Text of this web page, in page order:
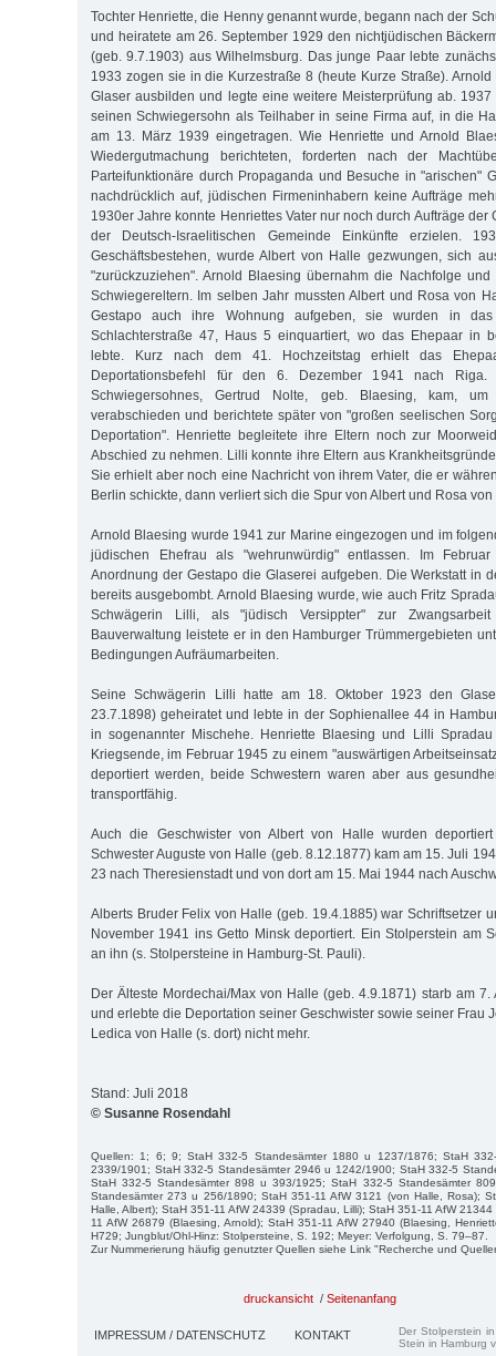
Tochter Henriette, die Henny genannt wurde, begann nach der
und heiratete am 26. September 1929 den nichtjüdischen
(geb. 9.7.1903) aus Wilhelmsburg. Das junge Paar lebte
1933 zogen sie in die Kurzestraße 8 (heute Kurze Straße).
Glaser ausbilden und legte eine weitere Meisterprüfung ab.
seinen Schwiegersohn als Teilhaber in seine Firma auf, in die
am 13. März 1939 eingetragen. Wie Henriette und Arnold
Wiedergutmachung berichteten, forderten nach der
Parteifunktionäre durch Propaganda und Besuche in "arischen"
nachdrücklich auf, jüdischen Firmeninhabern keine Aufträge
1930er Jahre konnte Henriettes Vater nur noch durch Aufträge der
der Deutsch-Israelitischen Gemeinde Einkünfte erzielen.
Geschäftsbestehen, wurde Albert von Halle gezwungen, sich
"zurückzuziehen". Arnold Blaesing übernahm die Nachfolge
Schwiegereltern. Im selben Jahr mussten Albert und Rosa von
Gestapo auch ihre Wohnung aufgeben, sie wurden in das
Schlachterstraße 47, Haus 5 einquartiert, wo das Ehepaar in
lebte. Kurz nach dem 41. Hochzeitstag erhielt das
Deportationsbefehl für den 6. Dezember 1941 nach Riga.
Schwiegersohnes, Gertrud Nolte, geb. Blaesing, kam,
verabschieden und berichtete später von "großen seelischen
Deportation". Henriette begleitete ihre Eltern noch zur
Abschied zu nehmen. Lilli konnte ihre Eltern aus
Sie erhielt aber noch eine Nachricht von ihrem Vater, die er
Berlin schickte, dann verliert sich die Spur von Albert und Rosa
Arnold Blaesing wurde 1941 zur Marine eingezogen und im
jüdischen Ehefrau als "wehrunwürdig" entlassen. Im
Anordnung der Gestapo die Glaserei aufgeben. Die Werkstatt in
bereits ausgebombt. Arnold Blaesing wurde, wie auch Fritz
Schwägerin Lilli, als "jüdisch Versippter" zur
Bauverwaltung leistete er in den Hamburger Trümmergebieten
Bedingungen Aufräumarbeiten.
Seine Schwägerin Lilli hatte am 18. Oktober 1923 den
23.7.1898) geheiratet und lebte in der Sophienallee 44 in
in sogenannter Mischehe. Henriette Blaesing und Lilli
Kriegsende, im Februar 1945 zu einem "auswärtigen
deportiert werden, beide Schwestern waren aber aus
transportfähig.
Auch die Geschwister von Albert von Halle wurden
Schwester Auguste von Halle (geb. 8.12.1877) kam am 15. Juli
23 nach Theresienstadt und von dort am 15. Mai 1944 nach
Alberts Bruder Felix von Halle (geb. 19.4.1885) war Schriftsetzer
November 1941 ins Getto Minsk deportiert. Ein Stolperstein am
an ihn (s. Stolpersteine in Hamburg-St. Pauli).
Der Älteste Mordechai/Max von Halle (geb. 4.9.1871) starb am
und erlebte die Deportation seiner Geschwister sowie seiner Frau
Ledica von Halle (s. dort) nicht mehr.
Stand: Juli 2018
© Susanne Rosendahl
Quellen: 1; 6; 9; StaH 332-5 Standesämter 1880 u 1237/1876; StaH
2339/1901; StaH 332-5 Standesämter 2946 u 1242/1900; StaH 332-5
StaH 332-5 Standesämter 898 u 393/1925; StaH 332-5 Standesämter
Standesämter 273 u 256/1890; StaH 351-11 AfW 3121 (von Halle, Rosa);
Halle, Albert); StaH 351-11 AfW 24339 (Spradau, Lilli); StaH 351-11 AfW
11 AfW 26879 (Blaesing, Arnold); StaH 351-11 AfW 27940 (Blaesing,
H729; Jungblut/Ohl-Hinz: Stolpersteine, S. 192; Meyer: Verfolgung, S. 79–87.
Zur Nummerierung häufig genutzter Quellen siehe Link "Recherche und
druckansicht / Seitenanfang
IMPRESSUM / DATENSCHUTZ KONTAKT
Der Stolperstein
Stein in Hamburg